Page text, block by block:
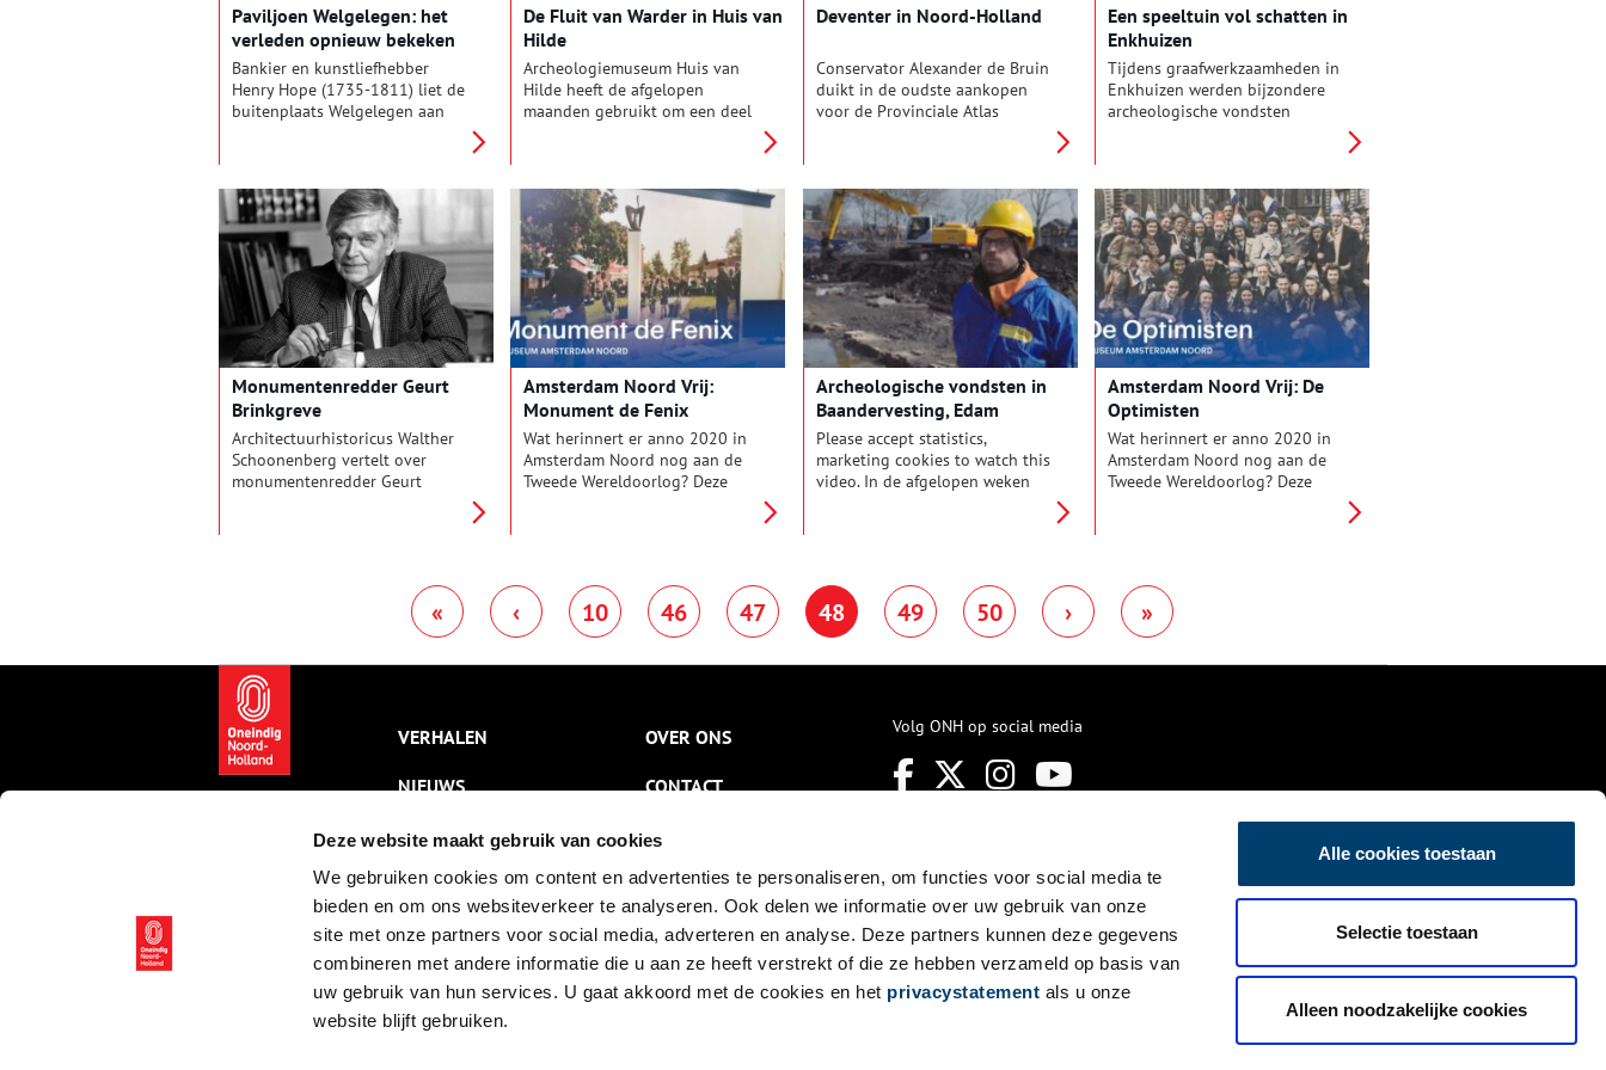
Deze website maakt gebruik van cookies
We gebruiken cookies om content en advertenties te personaliseren, om functies voor social media te
bieden en om ons websiteverkeer te analyseren. Ook delen we informatie over uw gebruik van onze
site met onze partners voor social media, adverteren en analyse. Deze partners kunnen deze gegevens
combineren met andere informatie die u aan ze heeft verstrekt of die ze hebben verzameld op basis van
uw gebruik van hun services. U gaat akkoord met de cookies en het privacystatement als u onze
website blijft gebruiken.
Alle cookies toestaan
Selectie toestaan
Alleen noodzakelijke cookies
Paviljoen Welgelegen: het
verleden opnieuw bekeken
Bankier en kunstliefhebber
Henry Hope (1735-1811) liet de
buitenplaats Welgelegen aan
brengen. Henry Hope was
vennoot van Hope & Co, een in
Amsterdam gevestigd
handelshuis.
De Fluit van Warder in Huis van
Hilde
Archeologiemuseum Huis van
Hilde heeft de afgelopen
maanden gebruikt om een deel
maanden toont het museum
deze vernieuwingen alvast
online.
Deventer in Noord-Holland
Conservator Alexander de Bruin
duikt in de oudste aankopen
voor de Provinciale Atlas
opdracht van Filips II heeft
gemaakt.
Een speeltuin vol schatten in
Enkhuizen
Tijdens graafwerkzaamheden in
Enkhuizen werden bijzondere
archeologische vondsten
Monumentenredder Geurt
Brinkgreve
Architectuurhistoricus Walther
Schoonenberg vertelt over
monumentenredder Geurt
Amsterdam Noord Vrij:
Monument de Fenix
Wat herinnert er anno 2020 in
Amsterdam Noord nog aan de
Tweede Wereldoorlog? Deze
2021.
Archeologische vondsten in
Baandervesting, Edam
Please accept statistics,
marketing cookies to watch this
video. In de afgelopen weken
omvangrijk archeologisch
onderzoek uitgevoerd op het
oude Kornäs terrein in Edam.
hebben gestaan uit de
zeventiende en […]
Amsterdam Noord Vrij: De
Optimisten
Wat herinnert er anno 2020 in
Amsterdam Noord nog aan de
Tweede Wereldoorlog? Deze
2021.
« ‹ 10 46 47 48 49 50 › »
VERHALEN
NIEUWS
KALENDER
THEMA’S
ACTIVITEITEN
VIDEO’S
OVER ONS
CONTACT
NIEUWSBRIEF
DISCLAIMER
PRIVACY
TOEGANKELIJKHEID
Volg ONH op social media